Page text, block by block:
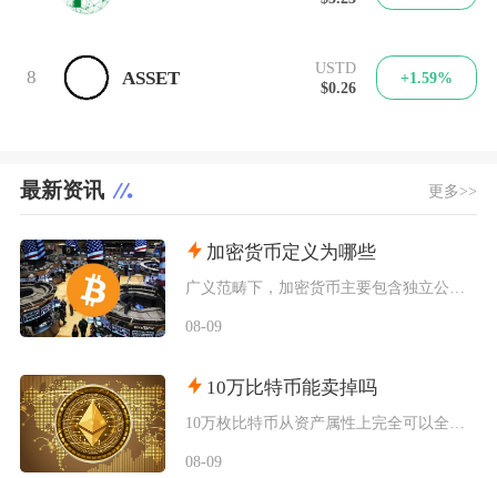
8 ASSET
USTD
$0.26
+1.59%
最新资讯 更多>>
加密货币定义为哪些
广义范畴下，加密货币主要包含独立公链原生币种、依托现有区块链发行的各类同质化代币、多种机制
08-09
10万比特币能卖掉吗
08-09